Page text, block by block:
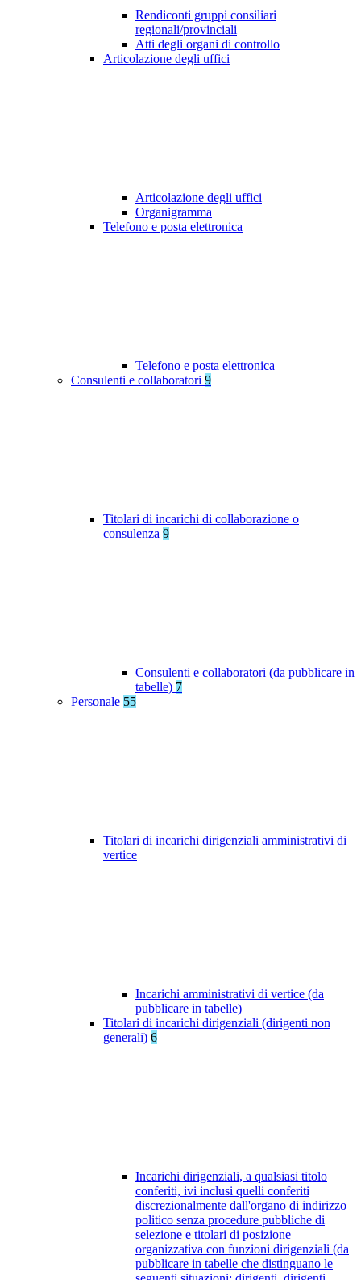
Rendiconti gruppi consiliari
regionali/provinciali
Atti degli organi di controllo
Articolazione degli uffici
Articolazione degli uffici
Organigramma
Telefono e posta elettronica
Telefono e posta elettronica
Consulenti e collaboratori 9
Titolari di incarichi di collaborazione o
consulenza 9
Consulenti e collaboratori (da pubblicare in
tabelle) 7
Personale 55
Titolari di incarichi dirigenziali amministrativi di
vertice
Incarichi amministrativi di vertice (da
pubblicare in tabelle)
Titolari di incarichi dirigenziali (dirigenti non
generali) 6
Incarichi dirigenziali, a qualsiasi titolo
conferiti, ivi inclusi quelli conferiti
discrezionalmente dall'organo di indirizzo
politico senza procedure pubbliche di
selezione e titolari di posizione
organizzativa con funzioni dirigenziali (da
pubblicare in tabelle che distinguano le